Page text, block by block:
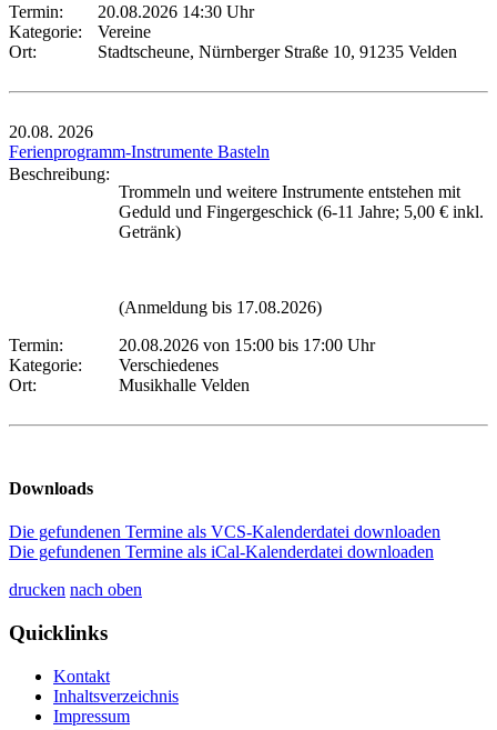
Termin:
20.08.2026 14:30 Uhr
Kategorie:
Vereine
Ort:
Stadtscheune, Nürnberger Straße 10, 91235 Velden
20.08. 2026
Ferienprogramm-Instrumente Basteln
Beschreibung:
Trommeln und weitere Instrumente entstehen mit
Geduld und Fingergeschick (6-11 Jahre; 5,00 € inkl.
Getränk)
(Anmeldung bis 17.08.2026)
Termin:
20.08.2026 von 15:00 bis 17:00 Uhr
Kategorie:
Verschiedenes
Ort:
Musikhalle Velden
Downloads
Die gefundenen Termine als VCS-Kalenderdatei downloaden
Die gefundenen Termine als iCal-Kalenderdatei downloaden
drucken nach oben
Quicklinks
Kontakt
Inhaltsverzeichnis
Impressum